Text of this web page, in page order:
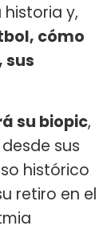
historia y,
cómo
sus
su biopic,
sus
histórico
retiro en el